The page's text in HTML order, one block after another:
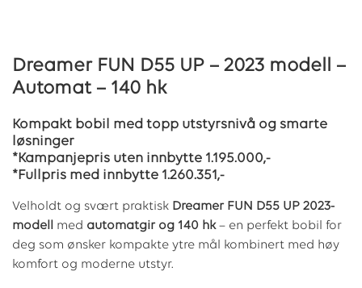
Dreamer FUN D55 UP – 2023 modell –
Automat – 140 hk
Kompakt bobil med topp utstyrsnivå og smarte
løsninger
*Kampanjepris uten innbytte 1.195.000,-
*Fullpris med innbytte 1.260.351,-
Velholdt og svært praktisk Dreamer FUN D55 UP 2023-
modell med automatgir og 140 hk– en perfekt bobil for
deg som ønsker kompakte ytre mål kombinert med høy
komfort og moderne utstyr.